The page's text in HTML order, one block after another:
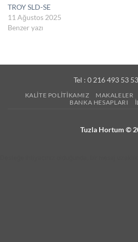
TROY SLD-SE
11 Ağustos 2025
Benzer yazı
Tel : 0 216 493 53
KALITE POLITIKAMIZ MAKALELER
BANKA HESAPLARI
Tuzla Hortum ©